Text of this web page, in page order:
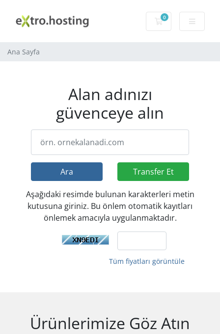
0
Sepet
Ana Sayfa
Alan adınızı
güvenceye alın
Ara Transfer Et
Aşağıdaki resimde bulunan karakterleri metin
kutusuna giriniz. Bu önlem otomatik kayıtları
önlemek amacıyla uygulanmaktadır.
Tüm fiyatları görüntüle
Ürünlerimize Göz Atın